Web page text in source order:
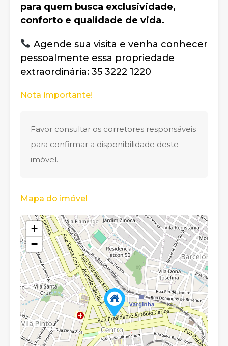
para quem busca exclusividade,
conforto e qualidade de vida.
Agende sua visita e venha conhecer
pessoalmente essa propriedade
extraordinária: 35 3222 1220
Nota importante!
Favor consultar os corretores responsáveis
para confirmar a disponibilidade deste
imóvel.
Mapa do imóvel
+
−